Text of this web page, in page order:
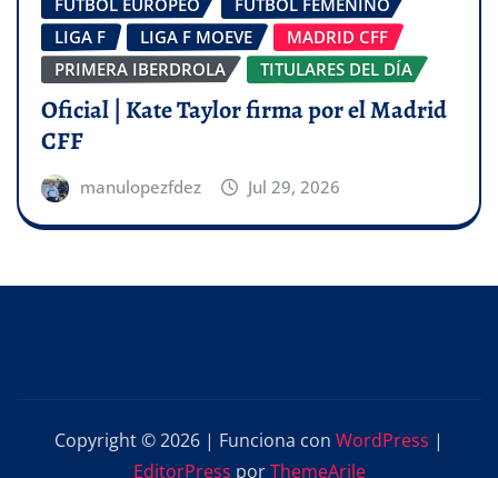
FÚTBOL EUROPEO
FÚTBOL FEMENINO
LIGA F
LIGA F MOEVE
MADRID CFF
PRIMERA IBERDROLA
TITULARES DEL DÍA
Oficial | Kate Taylor firma por el Madrid
CFF
manulopezfdez Jul 29, 2026
Copyright © 2026 | Funciona con WordPress |
EditorPress porThemeArile